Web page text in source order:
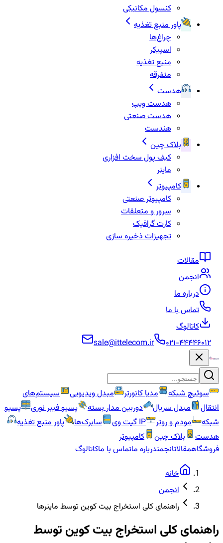
کنسول مکانیکی
پاور منبع تغذیه
چراغ‌ها
اسپیکر
منبع تغذیه
متفرقه
هدست
هدست ویپ
هدست صنعتی
هندست
بلاک چین
کیف پول سخت افزاری
ماینر
کامپیوتر
کامپیوتر صنعتی
سرور و متعلقات
کارت گرافیک
تجهیزات ذخیره سازی
مقالات
انجمن
درباره ما
تماس با ما
کاتالوگ
۰۲۱-۴۴۴۴۶۰۱۲
sale@ittelecom.ir
سوئیچ شبکه مدیا کانورتر مبدل ویدیویی
سیستم‌های
انتقال
مبدل سریال دوربین مدار بسته پسیو فیبر نوری
پسیو
شبکه
مودم و روتر IP گیت وی سابرک‌ها
پاور منبع تغذیه
هدست
بلاک چین
کامپیوتر
فروشگاهمقالاتانجمندرباره ماتماس با ماکاتالوگ
خانه
انجمن
راهنمای کلی استخراج بیت کوین توسط ماینرها
راهنمای کلی استخراج بیت کوین توسط